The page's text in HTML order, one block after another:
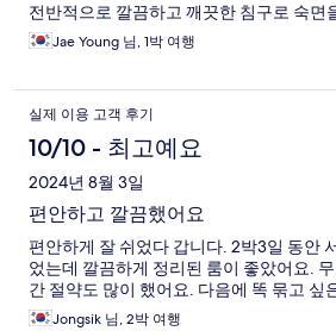
전반적으로 깔끔하고 깨끗한 침구로 숙면
Jae Young 님, 1박 여행
실제 이용 고객 후기
10/10 - 최고예요
2024년 8월 3일
편안하고 깔끔했어요
편안하게 잘 쉬었다 갑니다. 2박3일 동안
었는데 깔끔하게 정리된 룸이 좋았어요.
간 절약도 많이 했어요. 다음에 똑 묶고 싶
Jongsik 님, 2박 여행